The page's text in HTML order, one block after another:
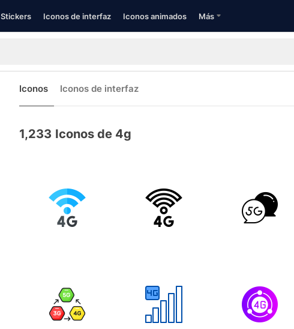
Stickers Iconos de interfaz Iconos animados Más
Iconos Iconos de interfaz
1,233 Iconos de 4g